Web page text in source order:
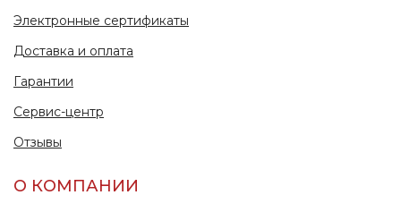
Электронные сертификаты
Доставка и оплата
Гарантии
Сервис-центр
Отзывы
О КОМПАНИИ